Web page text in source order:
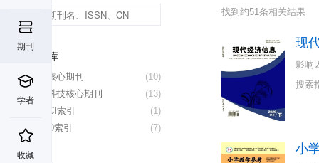
期刊
学者
收藏
数据库
(10)
北大核心期刊
(13)
中国科技核心期刊
(1)
CSSCI索引
(7)
CSCD索引
找到约51条相关结果
现
影响
搜索
小